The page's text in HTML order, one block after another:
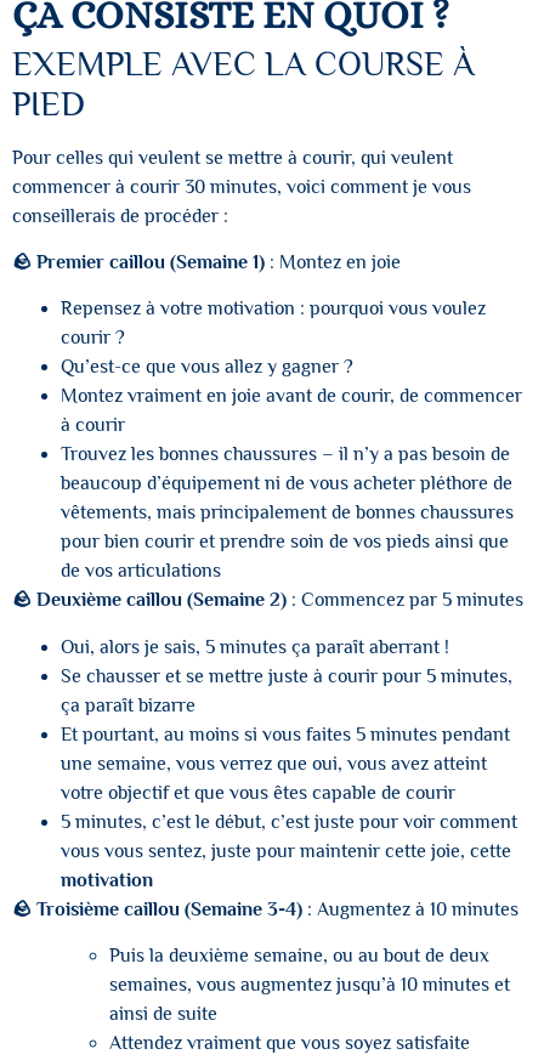
ÇA CONSISTE EN QUOI ?
EXEMPLE AVEC LA COURSE À
PIED
Pour celles qui veulent se mettre à courir, qui veulent
commencer à courir 30 minutes, voici comment je vous
conseillerais de procéder :
🪨 Premier caillou (Semaine 1) : Montez en joie
Repensez à votre motivation : pourquoi vous voulez
courir ?
Qu’est-ce que vous allez y gagner ?
Montez vraiment en joie avant de courir, de commencer
à courir
Trouvez les bonnes chaussures – il n’y a pas besoin de
beaucoup d’équipement ni de vous acheter pléthore de
vêtements, mais principalement de bonnes chaussures
pour bien courir et prendre soin de vos pieds ainsi que
de vos articulations
🪨 Deuxième caillou (Semaine 2) : Commencez par 5 minutes
Oui, alors je sais, 5 minutes ça paraît aberrant !
Se chausser et se mettre juste à courir pour 5 minutes,
ça paraît bizarre
Et pourtant, au moins si vous faites 5 minutes pendant
une semaine, vous verrez que oui, vous avez atteint
votre objectif et que vous êtes capable de courir
5 minutes, c’est le début, c’est juste pour voir comment
vous vous sentez, juste pour maintenir cette joie, cette
motivation
🪨 Troisième caillou (Semaine 3-4) : Augmentez à 10 minutes
Puis la deuxième semaine, ou au bout de deux
semaines, vous augmentez jusqu’à 10 minutes et
ainsi de suite
Attendez vraiment que vous soyez satisfaite